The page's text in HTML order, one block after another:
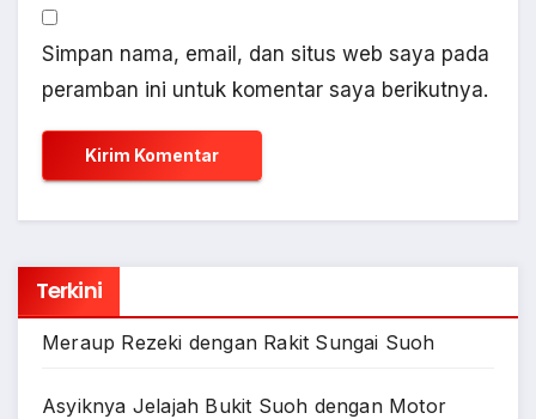
Simpan nama, email, dan situs web saya pada
peramban ini untuk komentar saya berikutnya.
Terkini
Meraup Rezeki dengan Rakit Sungai Suoh
Asyiknya Jelajah Bukit Suoh dengan Motor